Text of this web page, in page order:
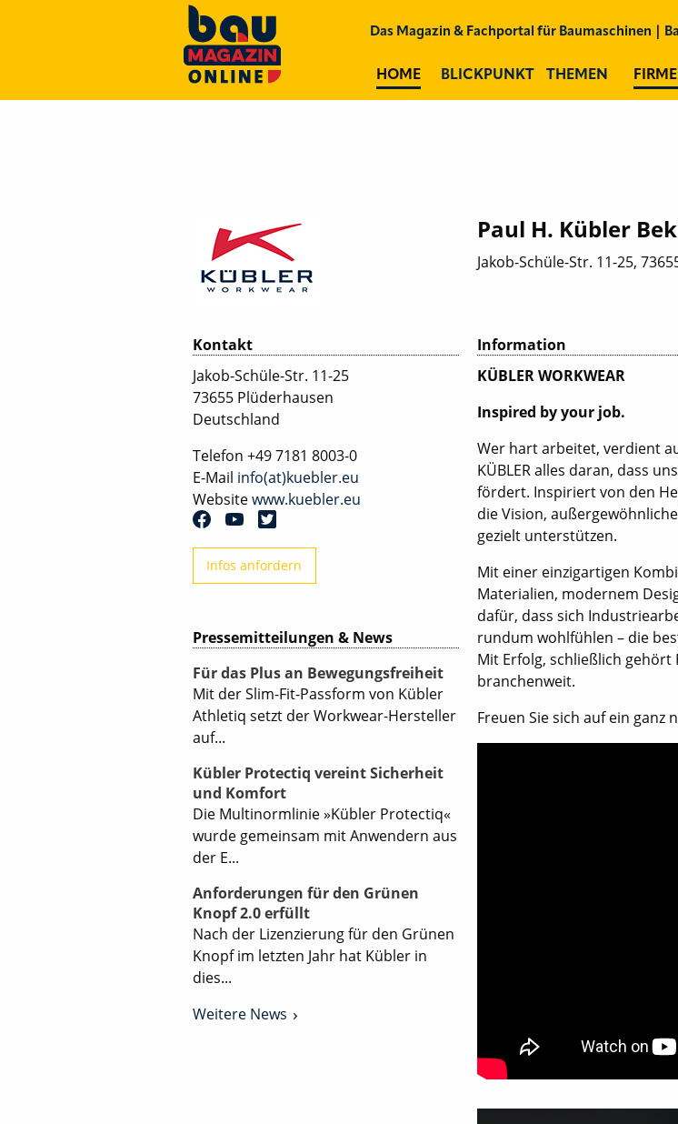
Das Magazin & Fachportal für Baumaschinen |
HOME BLICKPUNKT THEMEN
Paul H. Kübler
Jakob-Schüle-Str. 11-25,
Information
KÜBLER WORKWEAR
Inspired by your job.
Wer hart arbeitet, verdient
KÜBLER alles daran, dass
fördert. Inspiriert von den
die Vision,
gezielt unterstützen.
Mit einer einzigartigen
Materialien, modernem
dafür, dass sich
rundum wohlfühlen – die
Mit Erfolg, schließlich gehört
branchenweit.
Freuen Sie sich auf ein ganz
Kontakt
Jakob-Schüle-Str. 11-25
73655 Plüderhausen
Deutschland
Telefon +49 7181 8003-0
E-Mail info(at)kuebler.eu
Websitewww.kuebler.eu
Infos anfordern
Pressemitteilungen & News
Für das Plus an Bewegungsfreiheit
Mit der Slim-Fit-Passform von Kübler
Athletiq setzt der Workwear-Hersteller
auf...
Kübler Protectiq vereint Sicherheit
und Komfort
Die Multinormlinie »Kübler Protectiq«
wurde gemeinsam mit Anwendern aus
der E...
Anforderungen für den Grünen
Knopf 2.0 erfüllt
Nach der Lizenzierung für den Grünen
Knopf im letzten Jahr hat Kübler in
dies...
Weitere News